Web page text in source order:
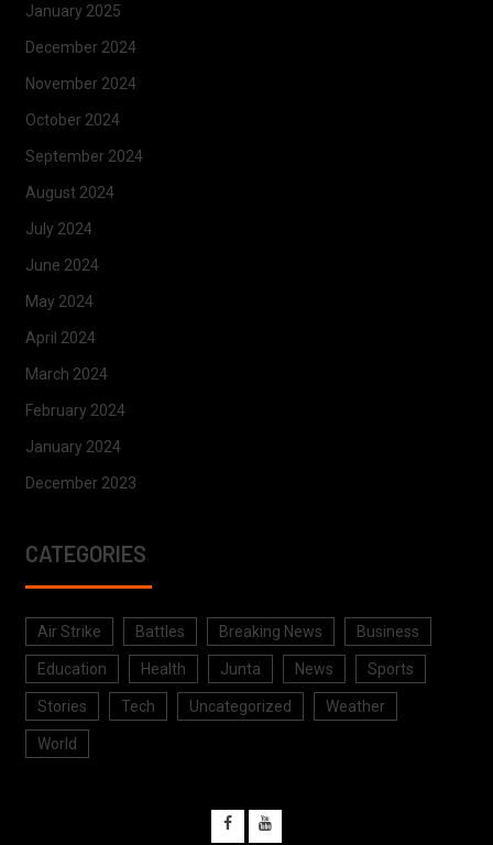
January 2025
December 2024
November 2024
October 2024
September 2024
August 2024
July 2024
June 2024
May 2024
April 2024
March 2024
February 2024
January 2024
December 2023
CATEGORIES
Air Strike Battles Breaking News Business
Education Health Junta News Sports
Stories Tech Uncategorized Weather
World